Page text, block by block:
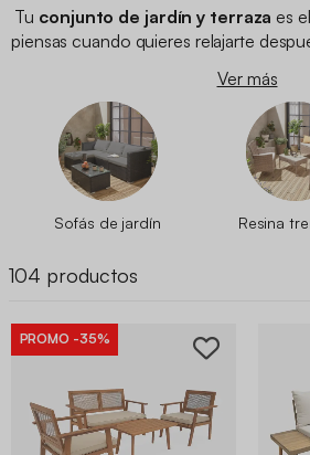
Tu conjunto de jardín y terraza es
piensas cuando quieres relajarte
ello, tu espacio exterior tiene que
descanso. En sweeek te ofrecemos
diferentes materiales
como el
el ratán. Elige entre nuestros
calidad para encontrar el que
posibilidades de distribución para
braseros, parasoles o barbacoas.
al máximo de tu
Ver más
Sofás de jardín Resina
104 productos
PROMO -35%